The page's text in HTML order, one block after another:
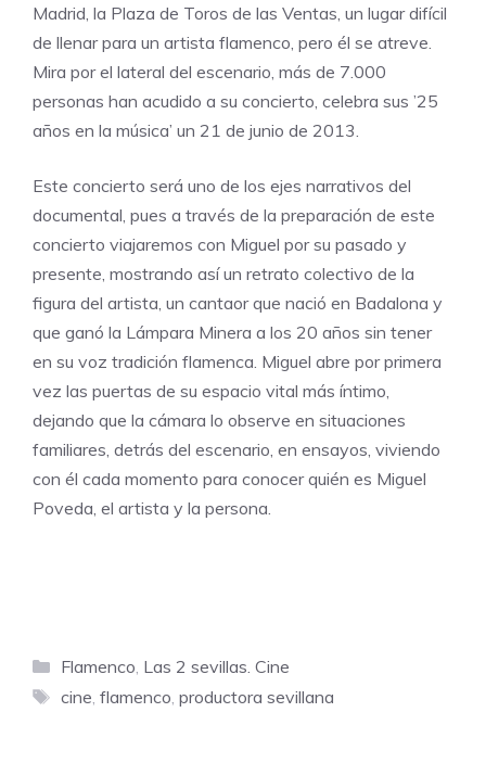
Madrid, la Plaza de Toros de las Ventas, un lugar difícil
de llenar para un artista flamenco, pero él se atreve.
Mira por el lateral del escenario, más de 7.000
personas han acudido a su concierto, celebra sus ’25
años en la música’ un 21 de junio de 2013.
Este concierto será uno de los ejes narrativos del
documental, pues a través de la preparación de este
concierto viajaremos con Miguel por su pasado y
presente, mostrando así un retrato colectivo de la
figura del artista, un cantaor que nació en Badalona y
que ganó la Lámpara Minera a los 20 años sin tener
en su voz tradición flamenca. Miguel abre por primera
vez las puertas de su espacio vital más íntimo,
dejando que la cámara lo observe en situaciones
familiares, detrás del escenario, en ensayos, viviendo
con él cada momento para conocer quién es Miguel
Poveda, el artista y la persona.
Categorías
Flamenco, Las 2 sevillas. Cine
Etiquetas
cine, flamenco, productora sevillana